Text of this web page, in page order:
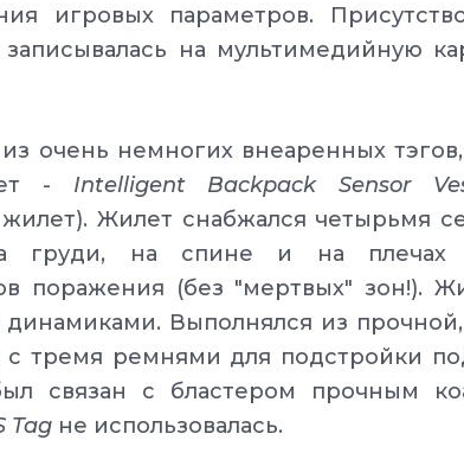
игровых параметров.
записывалась на мультимедийную
очень немногих внеаренных
- Intelligent Backpack Sensor
Жилет снабжался четырьмя
груди, на спине и на плечах
поражения (без "мертвых" зон!).
Выполнялся из
с тремя ремнями для подстройки
связан с бластером прочным
Tag не использовалась.